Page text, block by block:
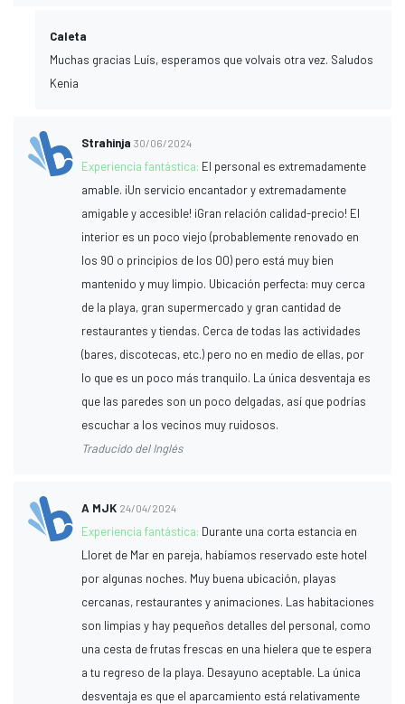
Caleta
Muchas gracias Luís, esperamos que volvais otra vez. Saludos
Kenia
Strahinja 30/06/2024
Experiencia fantástica: El personal es extremadamente
amable. ¡Un servicio encantador y extremadamente
amigable y accesible! ¡Gran relación calidad-precio! El
interior es un poco viejo (probablemente renovado en
los 90 o principios de los 00) pero está muy bien
mantenido y muy limpio. Ubicación perfecta: muy cerca
de la playa, gran supermercado y gran cantidad de
restaurantes y tiendas. Cerca de todas las actividades
(bares, discotecas, etc.) pero no en medio de ellas, por
lo que es un poco más tranquilo. La única desventaja es
que las paredes son un poco delgadas, así que podrías
escuchar a los vecinos muy ruidosos.
Traducido del Inglés
A MJK 24/04/2024
Experiencia fantástica: Durante una corta estancia en
Lloret de Mar en pareja, habíamos reservado este hotel
por algunas noches. Muy buena ubicación, playas
cercanas, restaurantes y animaciones. Las habitaciones
son limpias y hay pequeños detalles del personal, como
una cesta de frutas frescas en una hielera que te espera
a tu regreso de la playa. Desayuno aceptable. La única
desventaja es que el aparcamiento está relativamente